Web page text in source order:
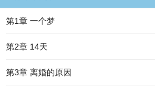
第1章 一个梦
第2章 14天
第3章 离婚的原因